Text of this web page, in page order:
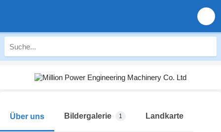
Über uns Bildergalerie 1 Landkarte